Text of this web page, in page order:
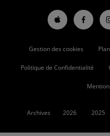
Gestion des cookies
Politique de Confidentialité
Archives 2026 2025